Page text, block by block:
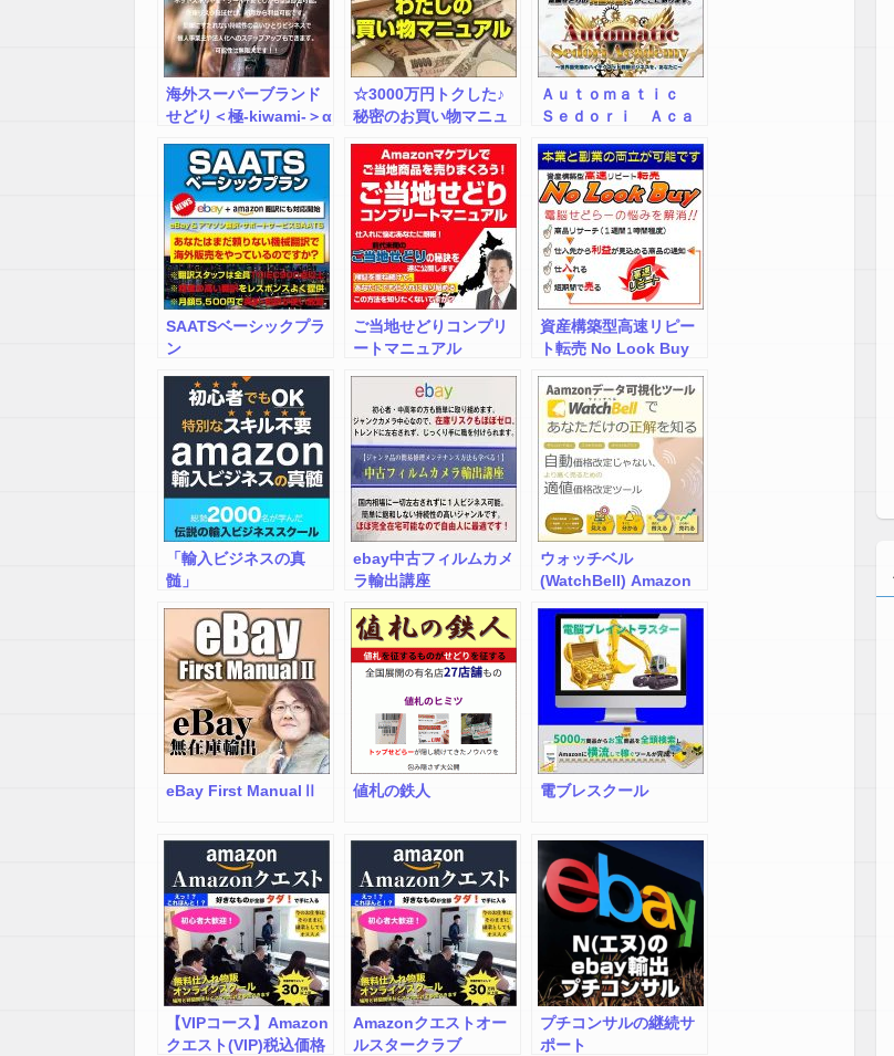
海外スーパーブランド
せどり＜極-kiwami-＞α
☆3000万円トクした♪
秘密のお買い物マニュ
Ａｕｔｏｍａｔｉｃ
Ｓｅｄｏｒｉ Ａｃａ
SAATSベーシックプラ
ン
ご当地せどりコンプリ
ートマニュアル
当地商品を売りまくろ
う！
資産構築型高速リピー
ト転売 No Look Buy
「輸入ビジネスの真
髄」
ebay中古フィルムカメ
ラ輸出講座
ウォッチベル
(WatchBell) Amazon
eBay First ManualⅡ 値札の鉄人 電ブレスクール
【VIPコース】Amazon
クエスト(VIP)税込価格
Amazonクエストオー
ルスタークラブ
プチコンサルの継続サ
ポート